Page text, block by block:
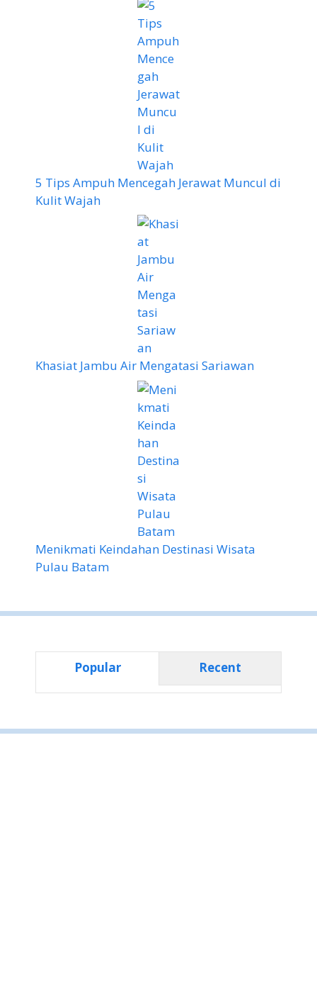
5 Tips Ampuh Mencegah Jerawat Muncul di
Kulit Wajah
Khasiat Jambu Air Mengatasi Sariawan
Menikmati Keindahan Destinasi Wisata
Pulau Batam
Popular Recent